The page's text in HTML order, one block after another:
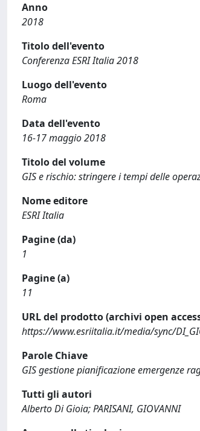
Anno
2018
Titolo dell'evento
Conferenza ESRI Italia 2018
Luogo dell'evento
Roma
Data dell'evento
16-17 maggio 2018
Titolo del volume
GIS e rischio: stringere i tempi delle
Nome editore
ESRI Italia
Pagine (da)
1
Pagine (a)
11
URL del prodotto (archivi open
https://www.esriitalia.it/media/sync/
Parole Chiave
GIS gestione pianificazione emergenze
Tutti gli autori
Alberto Di Gioia; PARISANI, GIOVANNI